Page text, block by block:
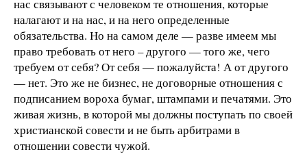
нас связывают с человеком те отношения, которые
налагают и на нас, и на него определенные
обязательства. Но на самом деле — разве имеем мы
право требовать от него – другого — того же, чего
требуем от себя? От себя — пожалуйста! А от другого
— нет. Это же не бизнес, не договорные отношения с
подписанием вороха бумаг, штампами и печатями. Это
живая жизнь, в которой мы должны поступать по своей
христианской совести и не быть арбитрами в
отношении совести чужой.